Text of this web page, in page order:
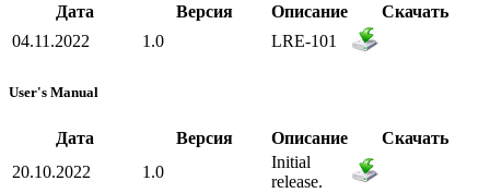
Дата Версия Описание
Скачать
04.11.2022
1.0 LRE-101
User's Manual
Дата Версия Описание
Скачать
20.10.2022
1.0
Initial
release.